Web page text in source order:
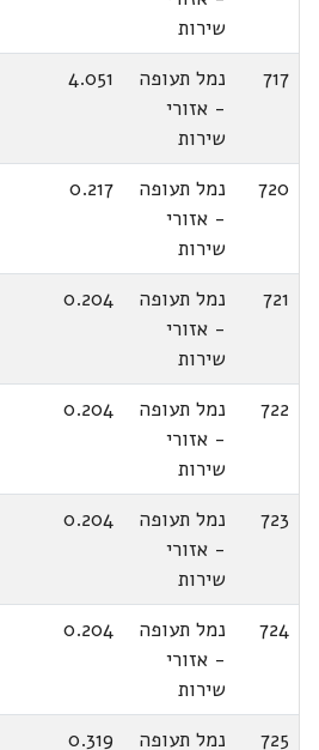
שירות
717
נמל תעופה
- אזורי
שירות
4.051
720
נמל תעופה
- אזורי
שירות
0.217
721
נמל תעופה
- אזורי
שירות
0.204
722
נמל תעופה
- אזורי
שירות
0.204
723
נמל תעופה
- אזורי
שירות
0.204
724
נמל תעופה
- אזורי
שירות
0.204
725 נמל תעופה 0.319